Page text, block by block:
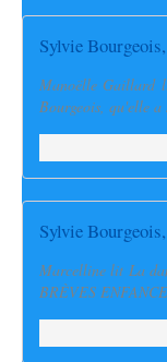
Sylvie
Manoëlle Gaillard
Bourgeois, qu'elle
Sylvie
Marcelline lit La
BRÈVES